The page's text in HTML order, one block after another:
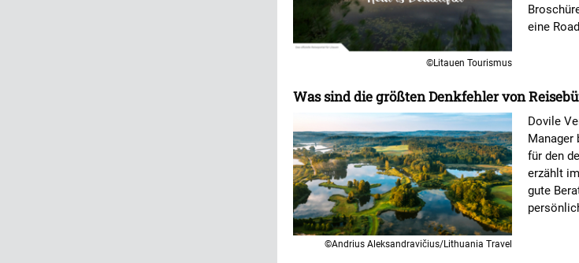
©Litauen Tourismus
eine
Was sind die größten Denkfehler von
©Andrius Aleksandravičius/Lithuania Travel
Dovile
Manager
für den
erzählt
gute